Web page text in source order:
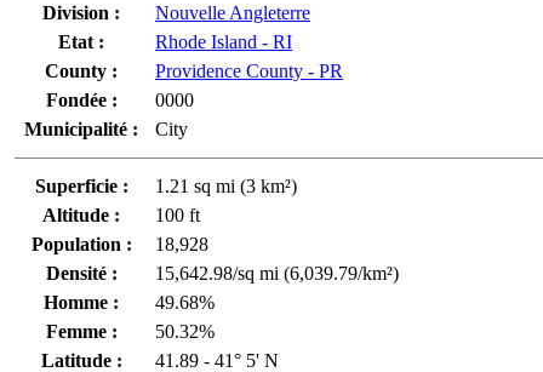
Division :
Nouvelle Angleterre
Etat :
Rhode Island - RI
County :
Providence County - PR
Fondée :
0000
Municipalité :
City
Superficie :
1.21 sq mi (3 km²)
Altitude :
100 ft
Population :
18,928
Densité :
15,642.98/sq mi (6,039.79/km²)
Homme :
49.68%
Femme :
50.32%
Latitude :
41.89 - 41° 5' N